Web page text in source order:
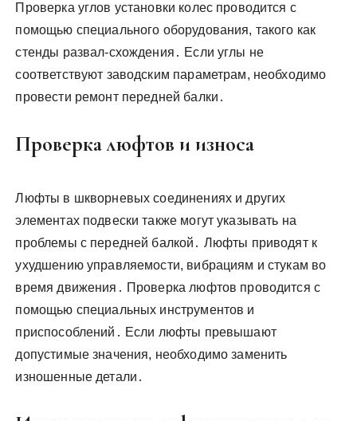
Проверка углов установки колес проводится с
помощью специального оборудования, такого как
стенды развал-схождения․ Если углы не
соответствуют заводским параметрам, необходимо
провести ремонт передней балки․
Проверка люфтов и износа
Люфты в шкворневых соединениях и других
элементах подвески также могут указывать на
проблемы с передней балкой․ Люфты приводят к
ухудшению управляемости, вибрациям и стукам во
время движения․ Проверка люфтов проводится с
помощью специальных инструментов и
приспособлений․ Если люфты превышают
допустимые значения, необходимо заменить
изношенные детали․